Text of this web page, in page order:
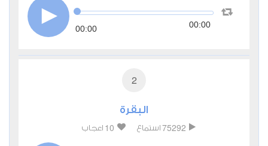
00:00 00:00
2
البقرة
75292 استماع 10 اعجاب